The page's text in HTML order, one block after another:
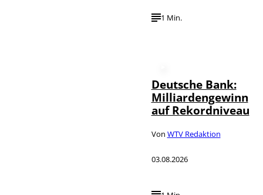
1 Min.
Deutsche Bank:
Milliardengewinn
auf Rekordniveau
Von WTV Redaktion
03.08.2026